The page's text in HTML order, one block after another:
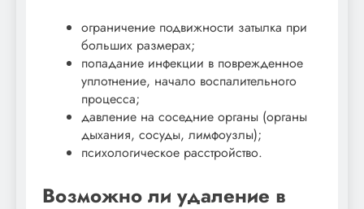
ограничение подвижности затылка при
больших размерах;
попадание инфекции в поврежденное
уплотнение, начало воспалительного
процесса;
давление на соседние органы (органы
дыхания, сосуды, лимфоузлы);
психологическое расстройство.
Возможно ли удаление в